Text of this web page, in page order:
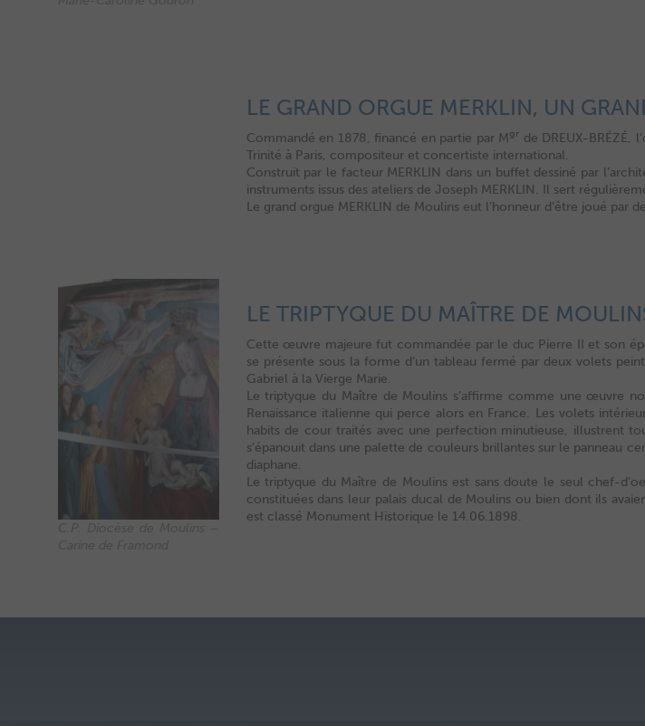
LE GRAND ORGUE MERKLIN, UN
Commandé en 1878, financé en partie par Mgr de DREUX-BRÉZÉ,
Trinité à Paris, compositeur et concertiste international.
Construit par le facteur MERKLIN dans un buffet dessiné par
instruments issus des ateliers de Joseph MERKLIN. Il sert
Le grand orgue MERKLIN de Moulins eut l’honneur d’être joué par
LE TRIPTYQUE DU MAÎTRE DE
Cette œuvre majeure fut commandée par le duc Pierre II et son
se présente sous la forme d’un tableau fermé par deux volets
Gabriel à la Vierge Marie.
Le triptyque du Maître de Moulins s’affirme comme une œuvre
Renaissance italienne qui perce alors en France. Les volets
habits de cour traités avec une perfection minutieuse, illustrent
s’épanouit dans une palette de couleurs brillantes sur le panneau
diaphane.
Le triptyque du Maître de Moulins est sans doute le seul chef-
constituées dans leur palais ducal de Moulins ou bien dont ils
est classé Monument Historique le 14.06.1898.